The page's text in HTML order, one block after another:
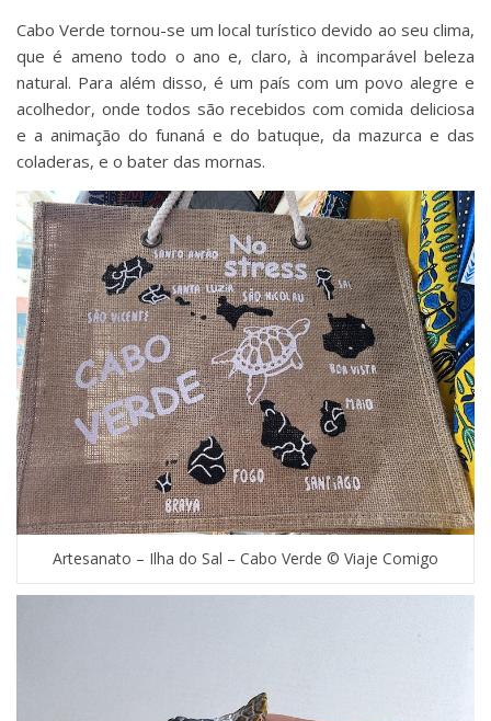
Cabo Verde tornou-se um local turístico devido ao seu clima,
que é ameno todo o ano e, claro, à incomparável beleza
natural. Para além disso, é um país com um povo alegre e
acolhedor, onde todos são recebidos com comida deliciosa
e a animação do funaná e do batuque, da mazurca e das
coladeras, e o bater das mornas.
Artesanato – Ilha do Sal – Cabo Verde © Viaje Comigo